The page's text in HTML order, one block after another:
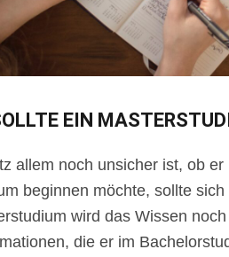
EIN
allem noch unsicher ist, ob
beginnen möchte, sollte
wird das Wissen
die er im